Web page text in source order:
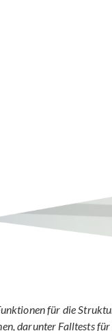
für die
darunter Falltests